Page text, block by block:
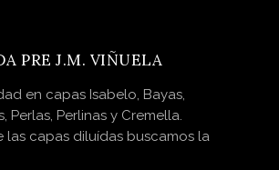
PRE J.M. VIÑUELA
en capas Isabelo, Bayas,
Perlas, Perlinas y Cremella.
las capas diluídas buscamos la